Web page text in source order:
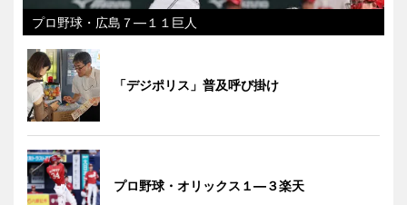
プロ野球・広島７―１１巨人
「デジポリス」普及呼び掛け
プロ野球・オリックス１―３楽天